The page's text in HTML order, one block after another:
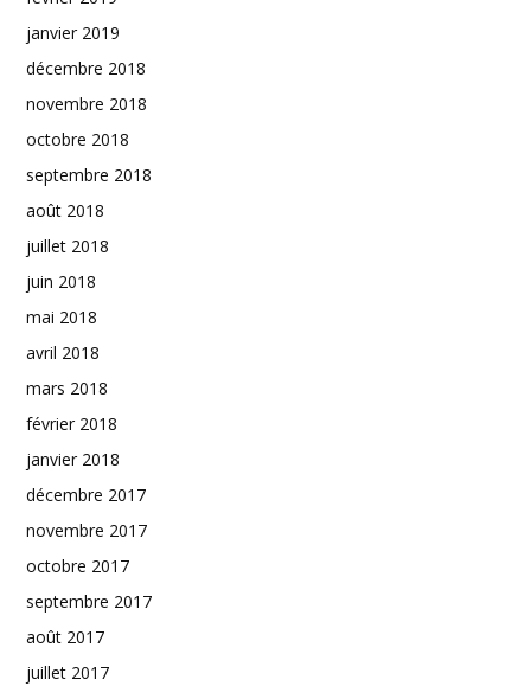
janvier 2019
décembre 2018
novembre 2018
octobre 2018
septembre 2018
août 2018
juillet 2018
juin 2018
mai 2018
avril 2018
mars 2018
février 2018
janvier 2018
décembre 2017
novembre 2017
octobre 2017
septembre 2017
août 2017
juillet 2017